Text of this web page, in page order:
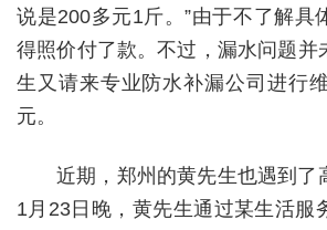
说是200多元1斤。”由于不了解具
得照价付了款。不过，漏水问题并
生又请来专业防水补漏公司进行
元。
近期，郑州的黄先生也遇到了
1月23日晚，黄先生通过某生活服